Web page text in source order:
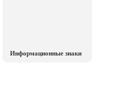
Информационные знаки